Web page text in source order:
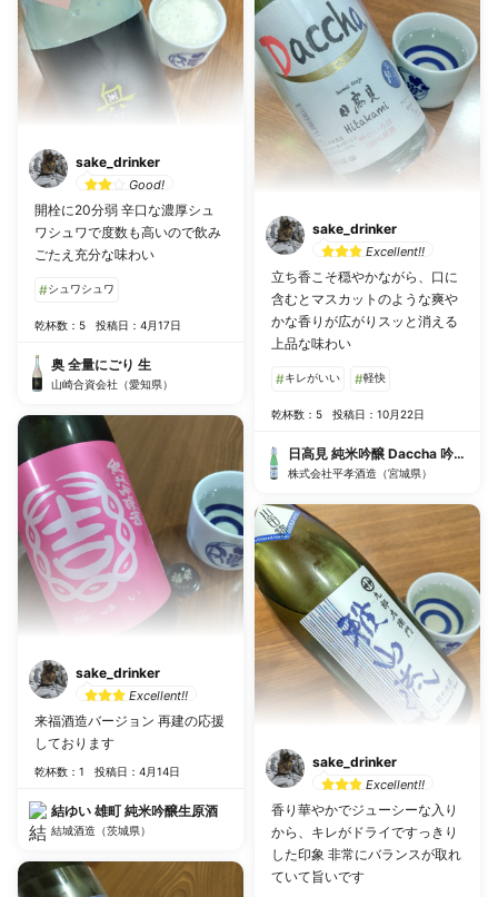
sake_drinker
Good!
開栓に20分弱 辛口な濃厚シュ
ワシュワで度数も高いので飲み
ごたえ充分な味わい
#シュワシュワ
乾杯数：5 投稿日：4月17日
奥 全量にごり 生
山崎合資会社（愛知県）
sake_drinker
Excellent!!
来福酒造バージョン 再建の応援
しております
乾杯数：1 投稿日：4月14日
結ゆい 雄町 純米吟醸生原酒
結城酒造（茨城県）
sake_drinker
Excellent!!
立ち香こそ穏やかながら、口に
含むとマスカットのような爽や
かな香りが広がりスッと消える
上品な味わい
#キレがいい #軽快
乾杯数：5 投稿日：10月22日
日高見 純米吟醸 Daccha 吟のいろ
株式会社平孝酒造（宮城県）
sake_drinker
Excellent!!
香り華やかでジューシーな入り
から、キレがドライですっきり
した印象 非常にバランスが取れ
ていて旨いです